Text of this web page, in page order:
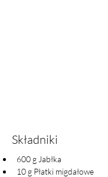
Składniki
600 g Jabłka
10 g Płatki migdałowe